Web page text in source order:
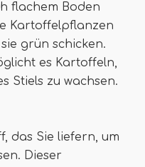
flachem Boden
Kartoffelpflanzen
grün schicken.
es Kartoffeln,
Stiels zu wachsen.
das Sie liefern, um
Dieser